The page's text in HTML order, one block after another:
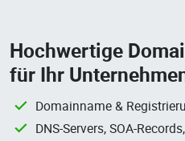
Hochwertige
für Ihr
Domainname &
DNS-Servers, SOA-